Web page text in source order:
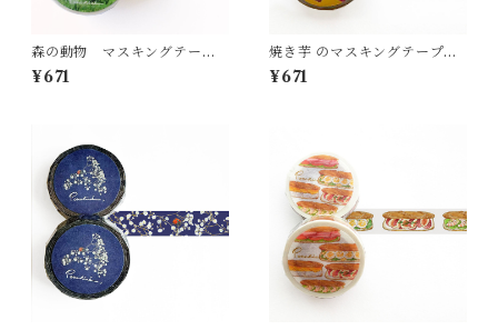
森の動物 マスキングテー
プ MT25
¥671
焼き芋 のマスキングテープ
MT42
¥671